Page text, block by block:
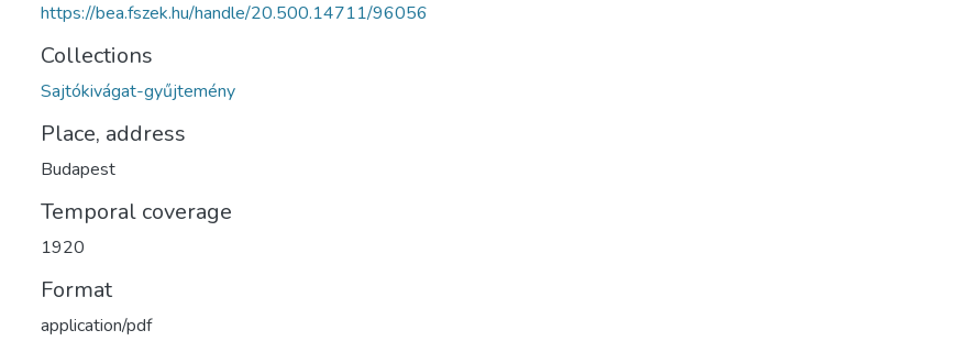
https://bea.fszek.hu/handle/20.500.14711/96056
Collections
Sajtókivágat-gyűjtemény
Place, address
Budapest
Temporal coverage
1920
Format
application/pdf